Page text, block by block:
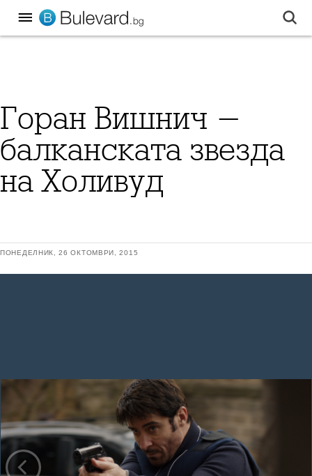
Горан Вишнич -
балканската звезда
на Холивуд
ПОНЕДЕЛНИК, 26 ОКТОМВРИ, 2015